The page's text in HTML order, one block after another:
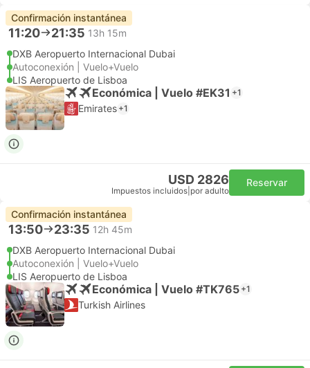
Confirmación instantánea
11:20 21:35 13h 15m
DXB Aeropuerto Internacional Dubai
Autoconexión | Vuelo+Vuelo
LIS Aeropuerto de Lisboa
Económica | Vuelo #EK31 +1
Emirates +1
USD 2826
Impuestos incluidos por adulto
Reservar
Confirmación instantánea
13:50 23:35 12h 45m
DXB Aeropuerto Internacional Dubai
Autoconexión | Vuelo+Vuelo
LIS Aeropuerto de Lisboa
Económica | Vuelo #TK765 +1
Turkish Airlines